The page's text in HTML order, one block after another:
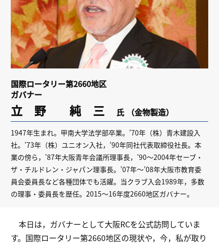
国際ロータリー第2660地区
ガバナー
立 野 純 三 氏 （金物製造）
1947年生まれ。甲南大学法学部卒業。’70年（株）青木建設入
社。’73年（株）ユニオン入社，’90年同社代表取締役社長。本
業の傍ら，’87年大阪青年会議所理事長，’90～2004年セーブ・
ザ・チルドレン・ジャパン理事長。’07年～’08年大阪市教育委
員会委員長など各種団体でも活躍。当クラブ入会1989年，多数
の理事・委員長を歴任。2015～16年度2660地区ガバナー。
本日は，ガバナーとして大阪RCを公式訪問していま
す。国際ロータリー第2660地区の現状や，今，私が取り